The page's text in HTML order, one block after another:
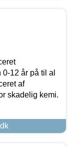
12 år på til al
af
skadelig kemi.